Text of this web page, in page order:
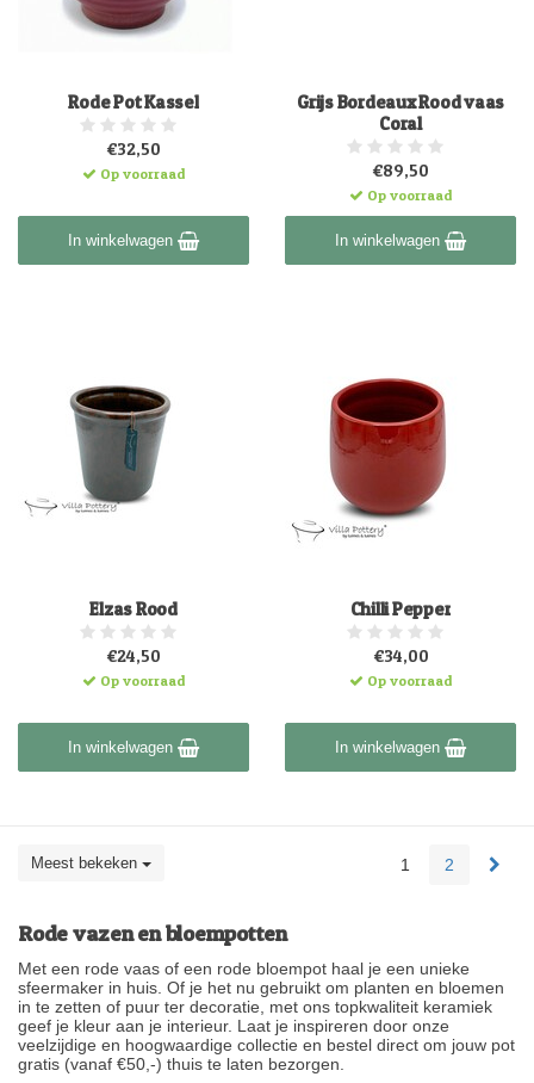
Rode Pot Kassel
€32,50
Op voorraad
In winkelwagen
Grijs Bordeaux Rood vaas
Coral
€89,50
Op voorraad
In winkelwagen
Elzas Rood
€24,50
Op voorraad
In winkelwagen
Chilli Pepper
€34,00
Op voorraad
In winkelwagen
Meest bekeken 1 2
Rode vazen en bloempotten
Met een rode vaas of een rode bloempot haal je een unieke
sfeermaker in huis. Of je het nu gebruikt om planten en bloemen
in te zetten of puur ter decoratie, met ons topkwaliteit keramiek
geef je kleur aan je interieur. Laat je inspireren door onze
veelzijdige en hoogwaardige collectie en bestel direct om jouw pot
gratis (vanaf €50,-) thuis te laten bezorgen.